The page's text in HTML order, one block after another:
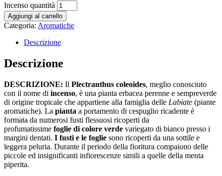
Incenso quantità
Aggiungi al carrello
Categoria: Aromatiche
Descrizione
Descrizione
DESCRIZIONE: Il Plectranthus coleoides, meglio conosciuto
con il nome di incenso, è una pianta erbacea perenne e sempreverde
di origine tropicale che appartiene alla famiglia delle Labiate (piante
aromatiche). La pianta a portamento di cespuglio ricadente è
formata da numerosi fusti flessuosi ricoperti da
profumatissime foglie di colore verde variegato di bianco presso i
margini dentati. I fusti e le foglie sono ricoperti da una sottile e
leggera peluria. Durante il periodo della fioritura compaiono delle
piccole ed insignificanti infiorescenze simili a quelle della menta
piperita.